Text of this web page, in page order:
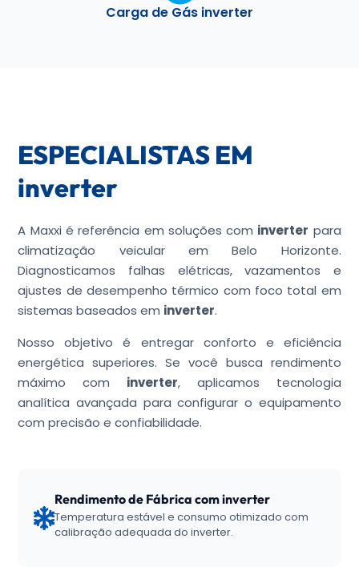
Carga de Gás inverter
ESPECIALISTAS EM
inverter
A Maxxi é referência em soluções com inverter para
climatização veicular em Belo Horizonte.
Diagnosticamos falhas elétricas, vazamentos e
ajustes de desempenho térmico com foco total em
sistemas baseados em inverter.
Nosso objetivo é entregar conforto e eficiência
energética superiores. Se você busca rendimento
máximo com inverter, aplicamos tecnologia
analítica avançada para configurar o equipamento
com precisão e confiabilidade.
Rendimento de Fábrica com inverter
Temperatura estável e consumo otimizado com
calibração adequada do inverter.